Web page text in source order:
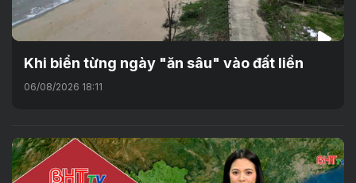
Khi biển từng ngày "ăn sâu" vào đất liền
06/08/2026 18:11